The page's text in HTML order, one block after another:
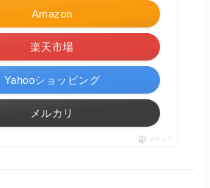
Amazon
楽天市場
Yahooショッピング
メルカリ
ポチップ